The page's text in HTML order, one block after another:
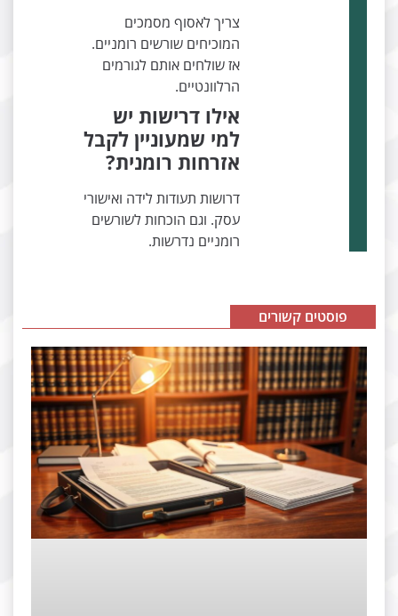
צריך לאסוף מסמכים
המוכיחים שורשים רומניים.
אז שולחים אותם לגורמים
הרלוונטיים.
אילו דרישות יש
למי שמעוניין לקבל
אזרחות רומנית?
דרושות תעודות לידה ואישורי
עסק. וגם הוכחות לשורשים
רומניים נדרשות.
פוסטים קשורים